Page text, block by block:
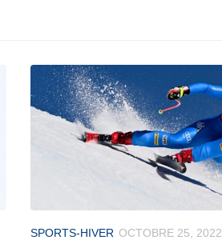
SPORTS-HIVER OCTOBRE 25, 2022